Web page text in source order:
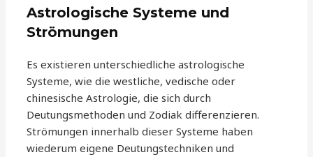
Astrologische Systeme und
Strömungen
Es existieren unterschiedliche astrologische
Systeme, wie die westliche, vedische oder
chinesische Astrologie, die sich durch
Deutungsmethoden und Zodiak differenzieren.
Strömungen innerhalb dieser Systeme haben
wiederum eigene Deutungstechniken und